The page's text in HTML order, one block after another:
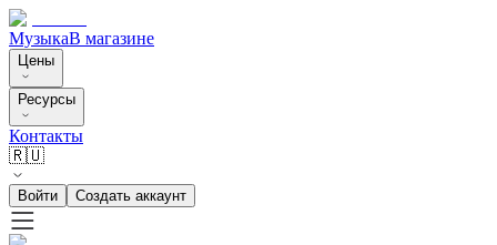
МузыкаВ магазине
Цены
Ресурсы
Контакты
🇷🇺
Войти Создать аккаунт